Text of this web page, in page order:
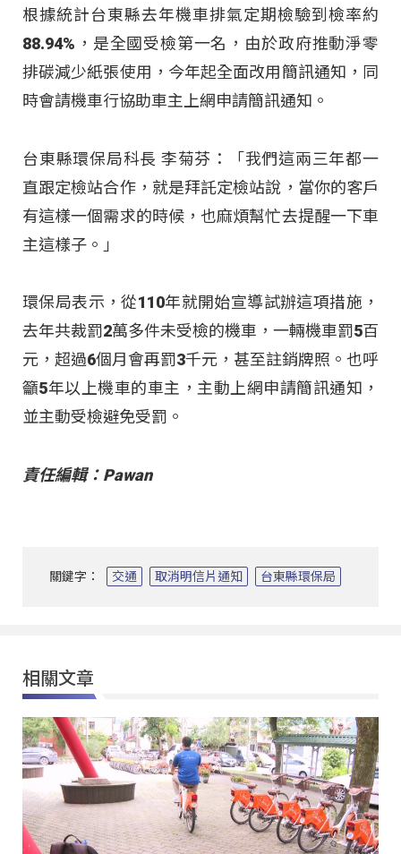
根據統計台東縣去年機車排氣定期檢驗到檢率約
88.94%，是全國受檢第一名，由於政府推動淨零
排碳減少紙張使用，今年起全面改用簡訊通知，同
時會請機車行協助車主上網申請簡訊通知。
台東縣環保局科長 李菊芬：「我們這兩三年都一
直跟定檢站合作，就是拜託定檢站說，當你的客戶
有這樣一個需求的時候，也麻煩幫忙去提醒一下車
主這樣子。」
環保局表示，從110年就開始宣導試辦這項措施，
去年共裁罰2萬多件未受檢的機車，一輛機車罰5百
元，超過6個月會再罰3千元，甚至註銷牌照。也呼
籲5年以上機車的車主，主動上網申請簡訊通知，
並主動受檢避免受罰。
責任編輯：Pawan
關鍵字： 交通 取消明信片通知 台東縣環保局
相關文章